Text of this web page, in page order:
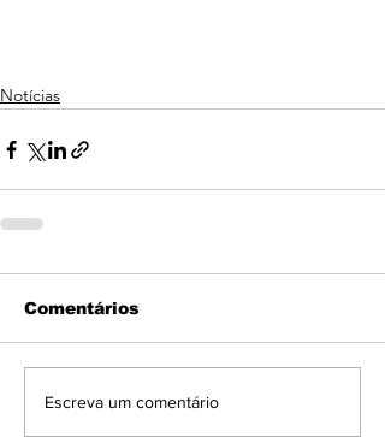
Notícias
Comentários
Escreva um comentário